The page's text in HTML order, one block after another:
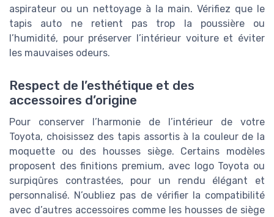
aspirateur ou un nettoyage à la main. Vérifiez que le
tapis auto ne retient pas trop la poussière ou
l’humidité, pour préserver l’intérieur voiture et éviter
les mauvaises odeurs.
Respect de l’esthétique et des
accessoires d’origine
Pour conserver l’harmonie de l’intérieur de votre
Toyota, choisissez des tapis assortis à la couleur de la
moquette ou des housses siège. Certains modèles
proposent des finitions premium, avec logo Toyota ou
surpiqûres contrastées, pour un rendu élégant et
personnalisé. N’oubliez pas de vérifier la compatibilité
avec d’autres accessoires comme les housses de siège